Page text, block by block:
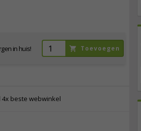
in huis! Toevoegen
4x beste webwinkel